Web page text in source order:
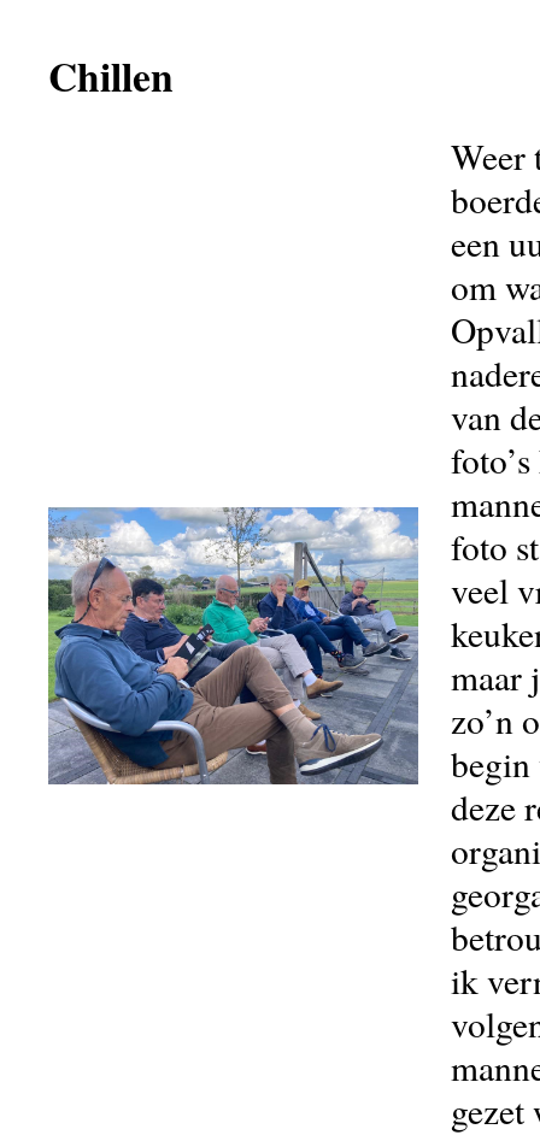
Chillen
Weer
een
om
van
foto
veel
maar
zo’n
begin
deze
ik
gezet